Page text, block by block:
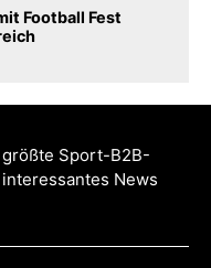
Football Fest
Sport-B2B-
News